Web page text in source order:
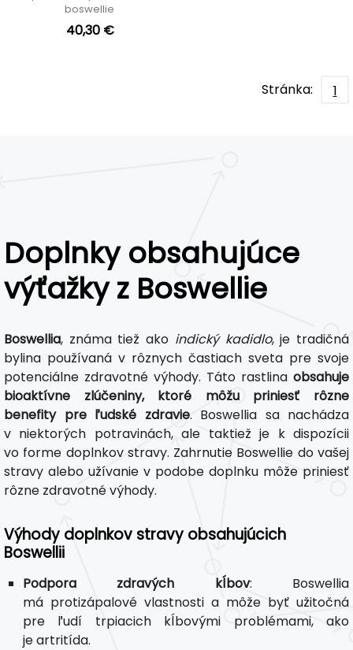
boswellie
40,30 €
Stránka: 1
Doplnky obsahujúce
výťažky z Boswellie
Boswellia, známa tiež ako indický kadidlo, je tradičná
bylina používaná v rôznych častiach sveta pre svoje
potenciálne zdravotné výhody. Táto rastlina obsahuje
bioaktívne zlúčeniny, ktoré môžu priniesť rôzne
benefity pre ľudské zdravie. Boswellia sa nachádza
v niektorých potravinách, ale taktiež je k dispozícii
vo forme doplnkov stravy. Zahrnutie Boswellie do vašej
stravy alebo užívanie v podobe doplnku môže priniesť
rôzne zdravotné výhody.
Výhody doplnkov stravy obsahujúcich
Boswellii
Podpora zdravých kĺbov: Boswellia
má protizápalové vlastnosti a môže byť užitočná
pre ľudí trpiacich kĺbovými problémami, ako
je artritída.